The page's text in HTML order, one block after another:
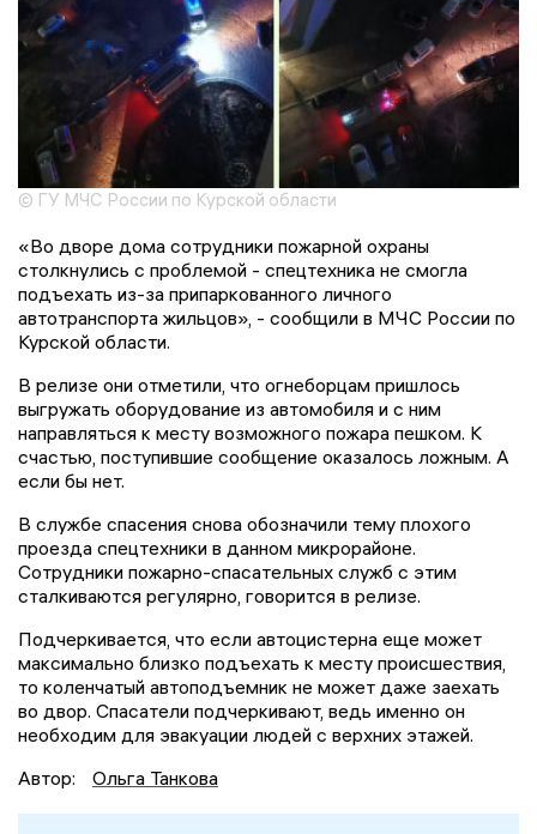
© ГУ МЧС России по Курской области
«Во дворе дома сотрудники пожарной охраны
столкнулись с проблемой - спецтехника не смогла
подъехать из-за припаркованного личного
автотранспорта жильцов», - сообщили в МЧС России по
Курской области.
В релизе они отметили, что огнеборцам пришлось
выгружать оборудование из автомобиля и с ним
направляться к месту возможного пожара пешком. К
счастью, поступившие сообщение оказалось ложным. А
если бы нет.
В службе спасения снова обозначили тему плохого
проезда спецтехники в данном микрорайоне.
Сотрудники пожарно-спасательных служб с этим
сталкиваются регулярно, говорится в релизе.
Подчеркивается, что если автоцистерна еще может
максимально близко подъехать к месту происшествия,
то коленчатый автоподъемник не может даже заехать
во двор. Спасатели подчеркивают, ведь именно он
необходим для эвакуации людей с верхних этажей.
Автор:
Ольга Танкова